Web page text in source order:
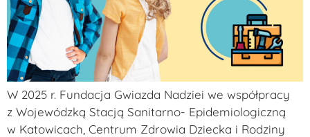
W 2025 r. Fundacja Gwiazda Nadziei we współpracy
z Wojewódzką Stacją Sanitarno- Epidemiologiczną
w Katowicach, Centrum Zdrowia Dziecka i Rodziny